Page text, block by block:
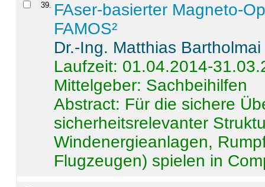
39. FAser-basierter Magneto-
FAMOS²
Dr.-Ing. Matthias Bartholmai
Laufzeit: 01.04.2014-
Mittelgeber: Sachbeihilfen
Abstract: Für die sichere
sicherheitsrelevanter
Windenergieanlagen,
Flugzeugen) spielen in